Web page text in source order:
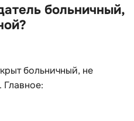
больничный,
больничный, не
Главное: